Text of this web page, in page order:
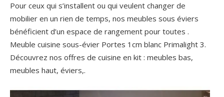
Pour ceux qui s’installent ou qui veulent changer de
mobilier en un rien de temps, nos meubles sous éviers
bénéficient d’un espace de rangement pour toutes .
Meuble cuisine sous-évier Portes 1cm blanc Primalight 3.
Découvrez nos offres de cuisine en kit : meubles bas,
meubles haut, éviers,.